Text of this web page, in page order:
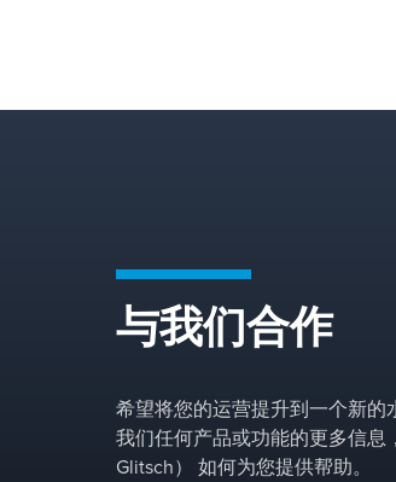
与我们合作
希望将您的运营提升到一个新
我们任何产品或功能的更多信息
Glitsch） 如何为您提供帮助。